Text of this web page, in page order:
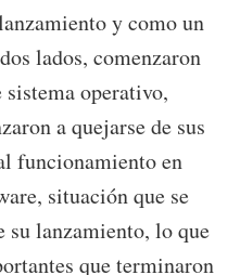
y como un
lados, comenzaron
operativo,
a quejarse de sus
funcionamiento en
situación que se
lanzamiento, lo que
que terminaron